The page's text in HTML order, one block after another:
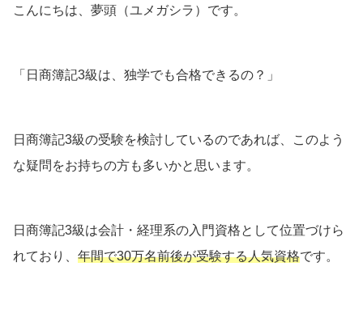
こんにちは、夢頭（ユメガシラ）です。
「日商簿記3級は、独学でも合格できるの？」
日商簿記3級の受験を検討しているのであれば、このよう
な疑問をお持ちの方も多いかと思います。
日商簿記3級は会計・経理系の入門資格として位置づけら
れており、 年間で30万名前後が受験する人気資格です。